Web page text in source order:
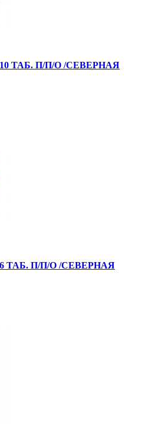
ТАБ. П/П/О /СЕВЕРНАЯ
ТАБ. П/П/О /СЕВЕРНАЯ